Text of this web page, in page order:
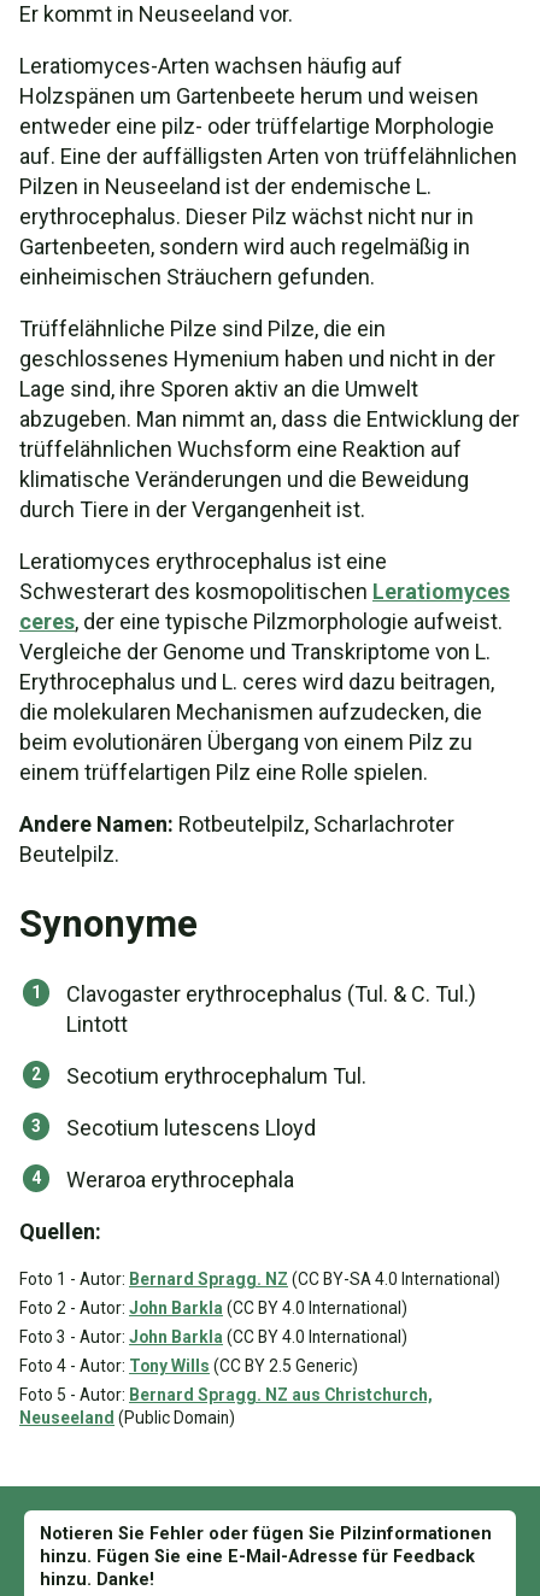
Er kommt in Neuseeland vor.
Leratiomyces-Arten wachsen häufig auf
Holzspänen um Gartenbeete herum und weisen
entweder eine pilz- oder trüffelartige Morphologie
auf. Eine der auffälligsten Arten von trüffelähnlichen
Pilzen in Neuseeland ist der endemische L.
erythrocephalus. Dieser Pilz wächst nicht nur in
Gartenbeeten, sondern wird auch regelmäßig in
einheimischen Sträuchern gefunden.
Trüffelähnliche Pilze sind Pilze, die ein
geschlossenes Hymenium haben und nicht in der
Lage sind, ihre Sporen aktiv an die Umwelt
abzugeben. Man nimmt an, dass die Entwicklung der
trüffelähnlichen Wuchsform eine Reaktion auf
klimatische Veränderungen und die Beweidung
durch Tiere in der Vergangenheit ist.
Leratiomyces erythrocephalus ist eine
Schwesterart des kosmopolitischen Leratiomyces
ceres, der eine typische Pilzmorphologie aufweist.
Vergleiche der Genome und Transkriptome von L.
Erythrocephalus und L. ceres wird dazu beitragen,
die molekularen Mechanismen aufzudecken, die
beim evolutionären Übergang von einem Pilz zu
einem trüffelartigen Pilz eine Rolle spielen.
Andere Namen: Rotbeutelpilz, Scharlachroter
Beutelpilz.
Synonyme
Clavogaster erythrocephalus (Tul. & C. Tul.)
Lintott
Secotium erythrocephalum Tul.
Secotium lutescens Lloyd
Weraroa erythrocephala
Quellen:
Foto 1 - Autor: Bernard Spragg. NZ (CC BY-SA 4.0 International)
Foto 2 - Autor: John Barkla (CC BY 4.0 International)
Foto 3 - Autor: John Barkla (CC BY 4.0 International)
Foto 4 - Autor: Tony Wills (CC BY 2.5 Generic)
Foto 5 - Autor: Bernard Spragg. NZ aus Christchurch,
Neuseeland (Public Domain)